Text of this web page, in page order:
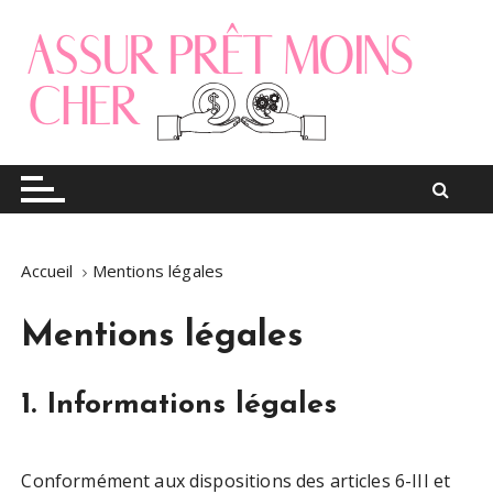
Assur pret moins cher
Le blog finance
Accueil Mentions légales
Mentions légales
1. Informations légales
Conformément aux dispositions des articles 6-III et